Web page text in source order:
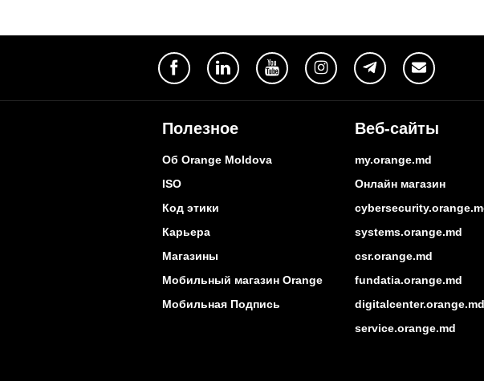
Полезное
Об Orange Moldova
ISO
Код этики
Карьера
Магазины
Мобильный магазин Orange
Мобильная Подпись
Веб-сайты
my.orange.md
Онлайн магазин
systems.orange.md
csr.orange.md
fundatia.orange.md
digitalcenter.orange.md
service.orange.md